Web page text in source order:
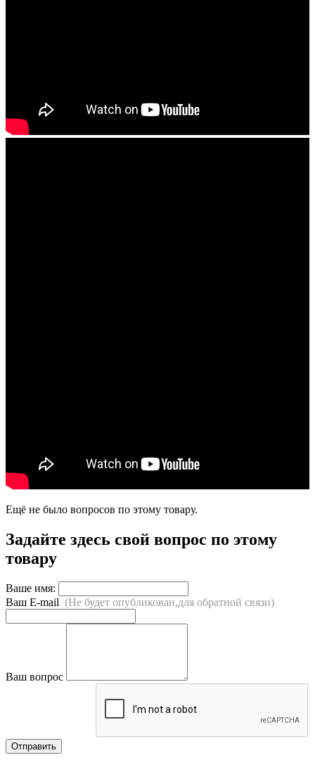
Ещё не было вопросов по этому товару.
Задайте здесь свой вопрос по этому
товару
Ваше имя:
Ваш E-mail (Не будет опубликован,для обратной связи)
Ваш вопрос
Отправить